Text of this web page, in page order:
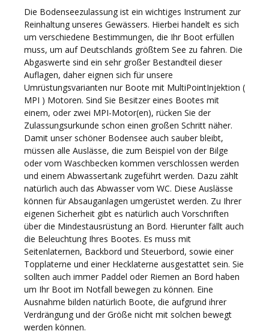
Die Bodenseezulassung ist ein wichtiges Instrument zur
Reinhaltung unseres Gewässers. Hierbei handelt es sich
um verschiedene Bestimmungen, die Ihr Boot erfüllen
muss, um auf Deutschlands größtem See zu fahren. Die
Abgaswerte sind ein sehr großer Bestandteil dieser
Auflagen, daher eignen sich für unsere
Umrüstungsvarianten nur Boote mit MultiPointInjektion (
MPI ) Motoren. Sind Sie Besitzer eines Bootes mit
einem, oder zwei MPI-Motor(en), rücken Sie der
Zulassungsurkunde schon einen großen Schritt näher.
Damit unser schöner Bodensee auch sauber bleibt,
müssen alle Auslässe, die zum Beispiel von der Bilge
oder vom Waschbecken kommen verschlossen werden
und einem Abwassertank zugeführt werden. Dazu zählt
natürlich auch das Abwasser vom WC. Diese Auslässe
können für Absauganlagen umgerüstet werden. Zu Ihrer
eigenen Sicherheit gibt es natürlich auch Vorschriften
über die Mindestausrüstung an Bord. Hierunter fällt auch
die Beleuchtung Ihres Bootes. Es muss mit
Seitenlaternen, Backbord und Steuerbord, sowie einer
Topplaterne und einer Hecklaterne ausgestattet sein. Sie
sollten auch immer Paddel oder Riemen an Bord haben
um Ihr Boot im Notfall bewegen zu können. Eine
Ausnahme bilden natürlich Boote, die aufgrund ihrer
Verdrängung und der Größe nicht mit solchen bewegt
werden können.